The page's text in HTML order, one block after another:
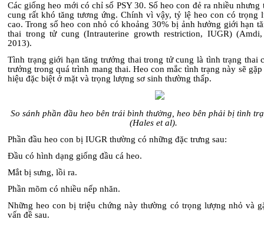
Các giống heo mới có chỉ số PSY 30. Số heo con đẻ ra nhiều nhưng
cung rất khó tăng tương ứng. Chính vì vậy, tỷ lệ heo con có trọng
cao. Trong số heo con nhỏ có khoảng 30% bị ảnh hưởng giới hạn
thai trong tử cung (Intrauterine growth restriction, IUGR)
2013).
Tình trạng giới hạn tăng trưởng thai trong tử cung là tình trạng thai
trưởng trong quá trình mang thai. Heo con mắc tình trạng này sẽ gặp
hiệu đặc biệt ở mặt và trọng lượng sơ sinh thường thấp.
So sánh phần đầu heo bên trái bình thường, heo bên phải bị tình
(Hales et al).
Phần đầu heo con bị IUGR thường có những đặc trưng sau:
Đầu có hình dạng giống đầu cá heo.
Mắt bị sưng, lồi ra.
Phần mõm có nhiều nếp nhăn.
Những heo con bị triệu chứng này thường có trọng lượng nhỏ và
vấn đề sau.